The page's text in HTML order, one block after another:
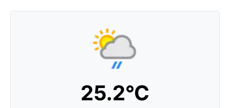
25.2°C